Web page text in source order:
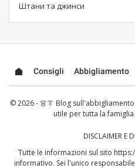
Штани та джинси
Consigli Abbigliamento
© 2026 - 👗👔 Blog
utile per tutta la
DISCLAIMER E
Tutte le informazioni sul sito
informativo. Sei l'unico